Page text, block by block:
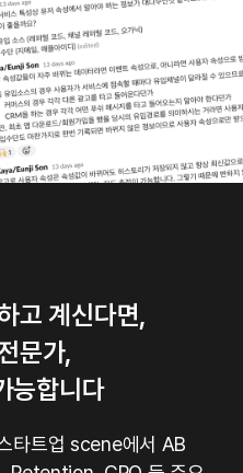
고 계신다면,
문가,
능합니다
타트업 scene에서 AB